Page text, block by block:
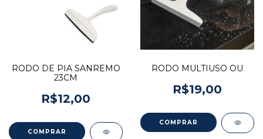
RODO DE PIA SANREMO
23CM
R$12,00
RODO MULTIUSO OU
R$19,00